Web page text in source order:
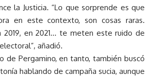
la Justicia. “Lo que sorprende es que
en este contexto, son cosas raras.
2019, en 2021… te meten este ruido de
añadió.
de Pergamino, en tanto, también buscó
hablando de campaña sucia, aunque